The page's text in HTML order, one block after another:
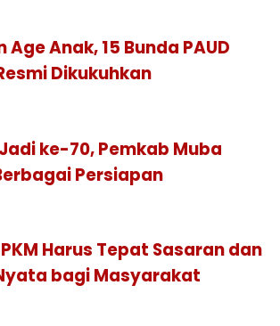
Anak, 15 Bunda PAUD
Dikukuhkan
ke-70, Pemkab Muba
Persiapan
Harus Tepat Sasaran dan
bagi Masyarakat